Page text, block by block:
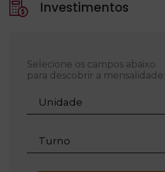
Investimentos
Selecione os campos abaixo
para descobrir a mensalidade:
Unidade
Turno